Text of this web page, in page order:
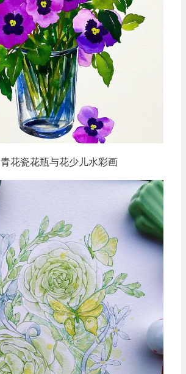
青花瓷花瓶与花少儿水彩画